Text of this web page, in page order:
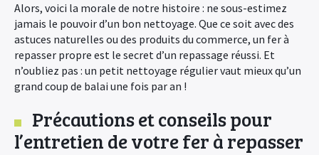
Alors, voici la morale de notre histoire : ne sous-estimez
jamais le pouvoir d’un bon nettoyage. Que ce soit avec des
astuces naturelles ou des produits du commerce, un fer à
repasser propre est le secret d’un repassage réussi. Et
n’oubliez pas : un petit nettoyage régulier vaut mieux qu’un
grand coup de balai une fois par an !
Précautions et conseils pour
l’entretien de votre fer à repasser